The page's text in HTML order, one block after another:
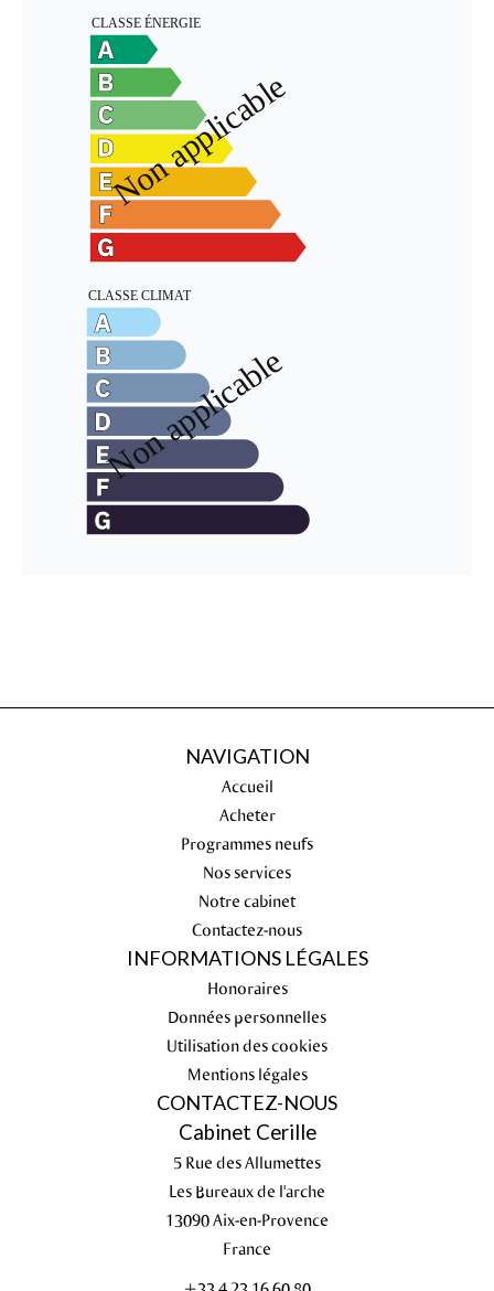
NAVIGATION
Accueil
Acheter
Programmes neufs
Nos services
Notre cabinet
Contactez-nous
INFORMATIONS LÉGALES
Honoraires
Données personnelles
Utilisation des cookies
Mentions légales
CONTACTEZ-NOUS
Cabinet Cerille
5 Rue des Allumettes
Les Bureaux de l'arche
13090Aix-en-Provence
France